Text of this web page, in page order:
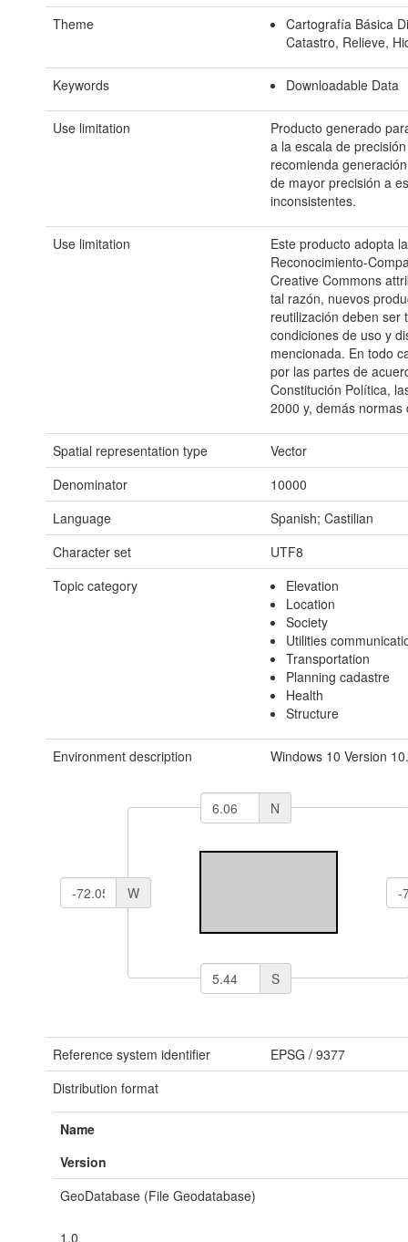
Theme
Cartografía Básica
Catastro, Relieve,
Keywords Downloadable Data
Use limitation
Producto generado
a la escala de
recomienda
de mayor precisión a
inconsistentes.
Use limitation
Este producto adopta
Reconocimiento-
Creative Commons
tal razón, nuevos
reutilización deben ser
condiciones de uso y
mencionada. En todo
por las partes de
Constitución Política,
2000 y, demás
Spatial representation type
Vector
Denominator
10000
Language
Spanish; Castilian
Character set
UTF8
Topic category
Elevation
Location
Society
Utilities
Transportation
Planning cadastre
Health
Structure
Environment description Windows 10 Version
N
S
W
Reference system identifier EPSG /9377
Distribution format
Name
Version
GeoDatabase (File Geodatabase)
1.0